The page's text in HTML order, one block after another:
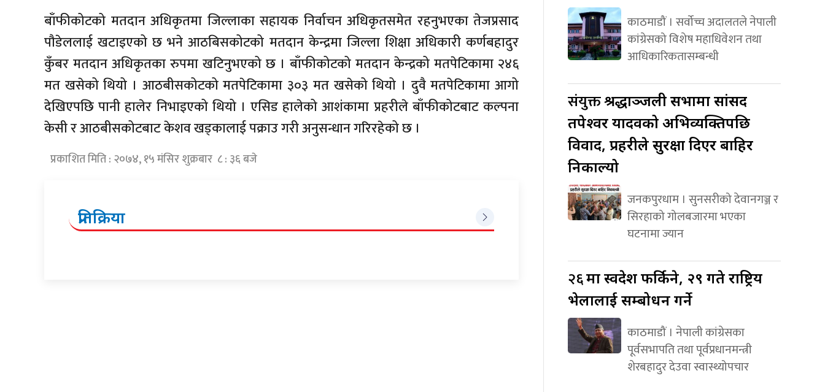
बाँफीकोटको मतदान अधिकृतमा जिल्लाका सहायक निर्वाचन अधिकृतसमेत रहनुभएका तेजप्रसाद
पौडेललाई खटाइएको छ भने आठबिसकोटको मतदान केन्द्रमा जिल्ला शिक्षा अधिकारी कर्णबहादुर
कुँबर मतदान अधिकृतका रुपमा खटिनुभएको छ । बाँफीकोटको मतदान केन्द्रको मतपेटिकामा २४६
मत खसेको थियो । आठबीसकोटको मतपेटिकामा ३०३ मत खसेको थियो । दुवै मतपेटिकामा आगो
देखिएपछि पानी हालेर निभाइएको थियो । एसिड हालेको आशंकामा प्रहरीले बाँफीकोटबाट कल्पना
केसी र आठबीसकोटबाट केशव खड्कालाई पक्राउ गरी अनुसन्धान गरिरहेको छ ।
प्रकाशित मिति : २०७४, १५ मंसिर शुक्रबार ८ : ३६ बजे
प्रतिक्रिया
काठमाडौं । सर्वोच्च अदालतले नेपाली
कांग्रेसको विशेष महाधिवेशन तथा
आधिकारिकतासम्बन्धी
संयुक्तश्रद्धाञ्जली सभामा सांसद
तपेश्वर यादवको अभिव्यक्तिपछि
विवाद, प्रहरीले सुरक्षा दिएर बाहिर
निकाल्यो
जनकपुरधाम । सुनसरीको देवानगञ्ज र
सिरहाको गोलबजारमा भएका
घटनामा ज्यान
२६मा स्वदेश फर्किने, २९ गते राष्ट्रिय
भेलालाई सम्बोधन गर्ने
काठमाडौं । नेपाली कांग्रेसका
पूर्वसभापति तथा पूर्वप्रधानमन्त्री
शेरबहादुर देउवा स्वास्थ्योपचार